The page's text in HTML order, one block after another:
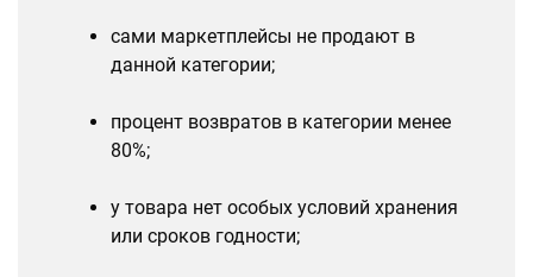
сами маркетплейсы не продают в
данной категории;
процент возвратов в категории менее
80%;
у товара нет особых условий хранения
или сроков годности;